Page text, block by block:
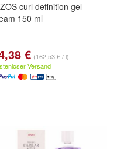
curl definition gel-
150 ml
€ (162,53 € / l)
Versand